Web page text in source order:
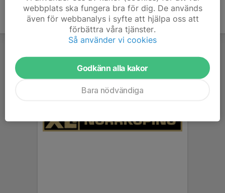
webbplats ska fungera bra för dig. De används
även för webbanalys i syfte att hjälpa oss att
förbättra våra tjänster.
Så använder vi cookies
Godkänn alla kakor
Bara nödvändiga